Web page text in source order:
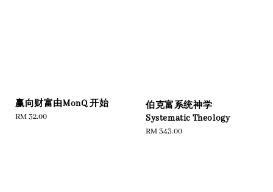
赢向财富由MonQ 开始
Regular
RM 32.00
伯克富系统神学
Systematic Theology
Regular
RM 343.00